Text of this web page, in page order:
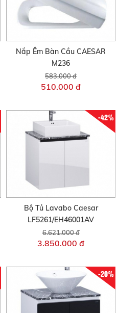
Nắp Êm Bàn Cầu CAESAR
M236
583.000 đ
510.000 đ
-42%
Bộ Tủ Lavabo Caesar
LF5261/EH46001AV
6.621.000 đ
3.850.000 đ
-20%